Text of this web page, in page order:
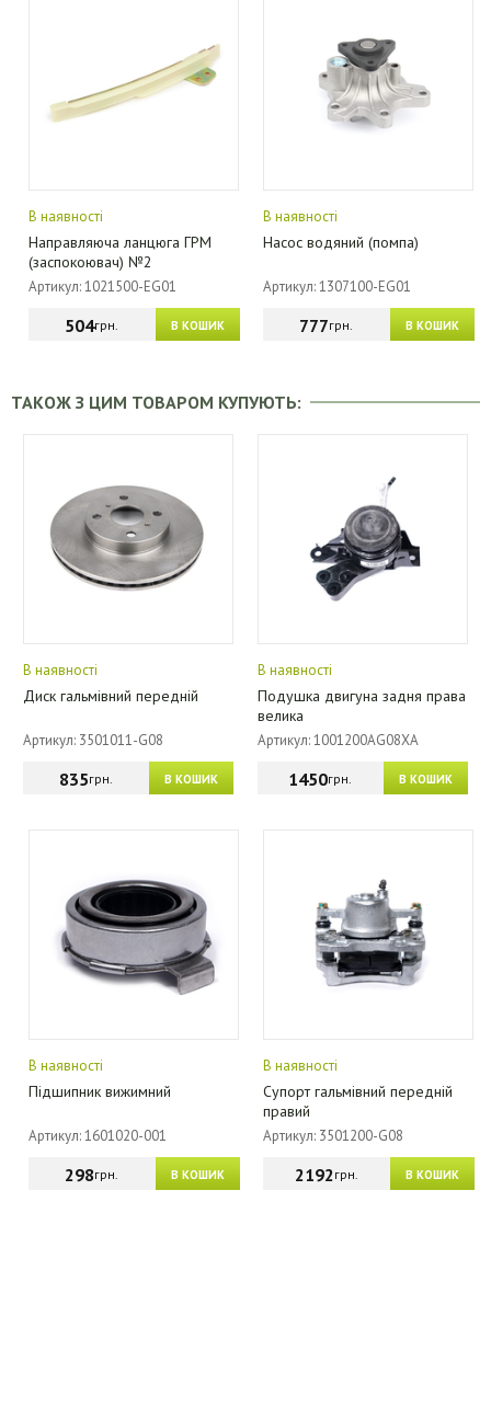
В наявності
Направляюча ланцюга ГРМ
(заспокоювач) №2
Артикул: 1021500-EG01
В КОШИК
504грн.
В наявності
Насос водяний (помпа)
Артикул: 1307100-EG01
В КОШИК
777грн.
ТАКОЖ З ЦИМ ТОВАРОМ КУПУЮТЬ:
В наявності
Диск гальмівний передній
Артикул: 3501011-G08
В КОШИК
835грн.
В наявності
Подушка двигуна задня права
велика
Артикул: 1001200AG08XA
В КОШИК
1450грн.
В наявності
Підшипник вижимний
Артикул: 1601020-001
В КОШИК
298грн.
В наявності
Супорт гальмівний передній
правий
Артикул: 3501200-G08
В КОШИК
2192грн.